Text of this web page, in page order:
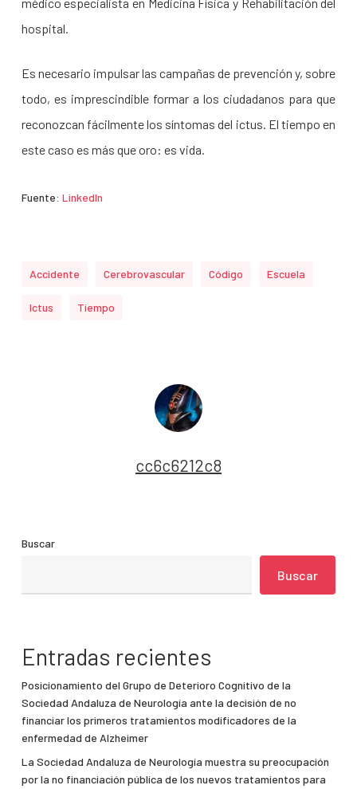
hospital.
Es necesario impulsar las campañas de prevención y, sobre
todo, es imprescindible formar a los ciudadanos para que
reconozcan fácilmente los síntomas del ictus. El tiempo en
este caso es más que oro: es vida.
Fuente: LinkedIn
Accidente Cerebrovascular Código Escuela
Ictus Tiempo
cc6c6212c8
Buscar
Buscar
Entradas recientes
Posicionamiento del Grupo de Deterioro Cognitivo de la
Sociedad Andaluza de Neurología ante la decisión de no
financiar los primeros tratamientos modificadores de la
enfermedad de Alzheimer
La Sociedad Andaluza de Neurología muestra su preocupación
por la no financiación pública de los nuevos tratamientos para